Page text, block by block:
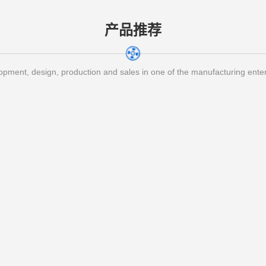
产品推荐
design, production and sales in one of the manufacturing